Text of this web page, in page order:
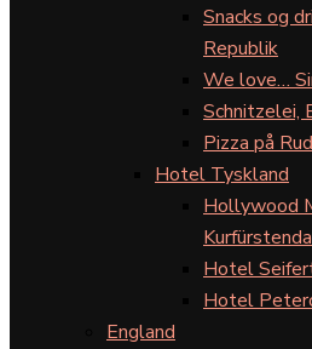
Snacks og
Republik
We love…
Schnitzelei,
Pizza på
Hotel Tyskland
Hollywood
Hotel
Hotel
England